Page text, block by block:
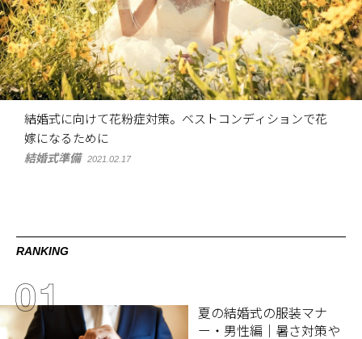
結婚式に向けて花粉症対策。ベストコンディションで花
嫁になるために
結婚式準備 2021.02.17
RANKING
夏の結婚式の服装マナ
ー・男性編｜暑さ対策や